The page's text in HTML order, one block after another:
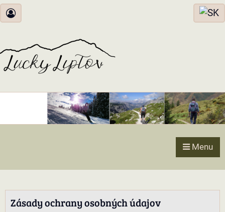
Menu
Zásady ochrany osobných údajov